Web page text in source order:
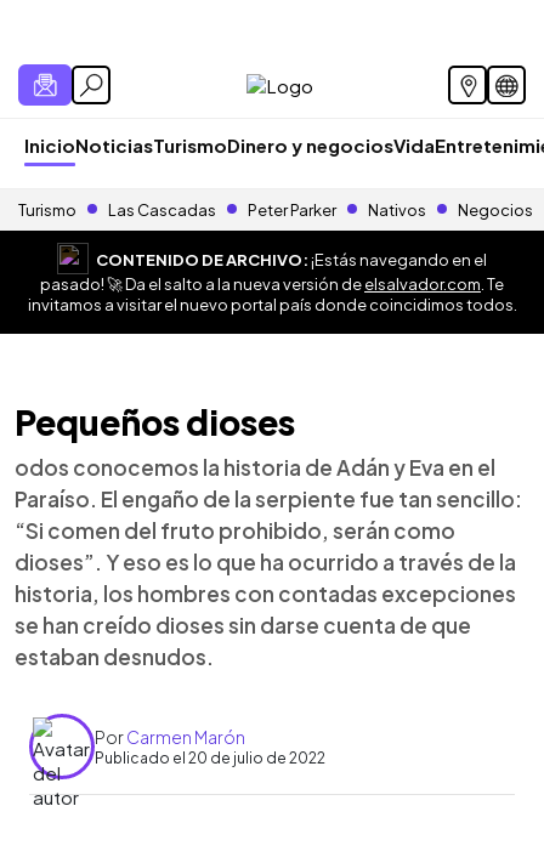
InicioNoticiasTurismoDinero y negociosVida
Turismo Las Cascadas Peter Parker Nativos Negocios
CONTENIDO DE ARCHIVO:¡Estás navegando en el
pasado! 🚀 Da el salto a la nueva versión deelsalvador.com . Te
invitamos a visitar el nuevo portal país donde coincidimos todos.
Pequeños dioses
odos conocemos la historia de Adán y Eva en el
Paraíso. El engaño de la serpiente fue tan sencillo:
“Si comen del fruto prohibido, serán como
dioses”. Y eso es lo que ha ocurrido a través de la
historia, los hombres con contadas excepciones
se han creído dioses sin darse cuenta de que
estaban desnudos.
PorCarmen Marón
Publicado el 20 de julio de 2022